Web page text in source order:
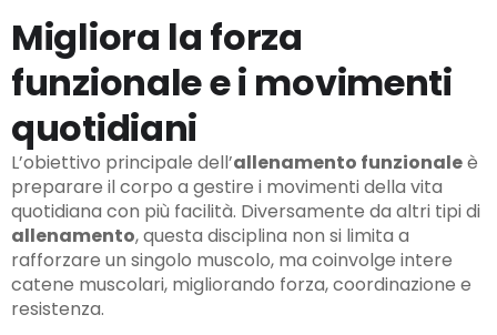
Migliora la forza
funzionale e i movimenti
quotidiani
L’obiettivo principale dell’allenamento funzionaleè
preparare il corpo a gestire i movimenti della vita
quotidiana con più facilità. Diversamente da altri tipi di
allenamento, questa disciplina non si limita a
rafforzare un singolo muscolo, ma coinvolge intere
catene muscolari, migliorando forza, coordinazione e
resistenza.